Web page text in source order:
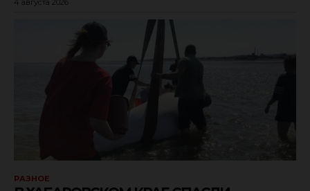
4 августа 2026
РАЗНОЕ